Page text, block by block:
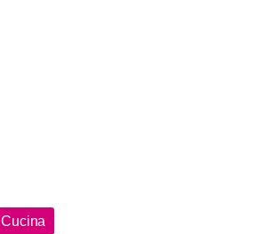
Cucina